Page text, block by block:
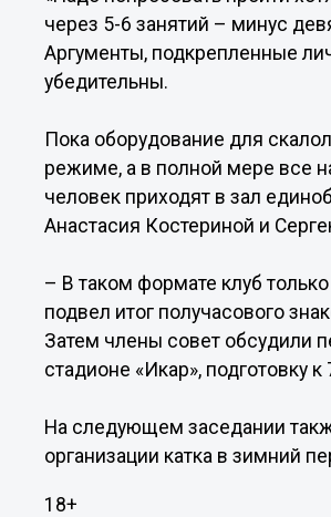
через 5-6 занятий – минус
Аргументы, подкрепленные
убедительны.
Пока оборудование для
режиме, а в полной мере все
человек приходят в зал
Анастасия Костериной и
– В таком формате клуб
подвел итог получасового
Затем члены совет обсудили
стадионе «Икар», подготовку
На следующем заседании
организации катка в зимний
18+